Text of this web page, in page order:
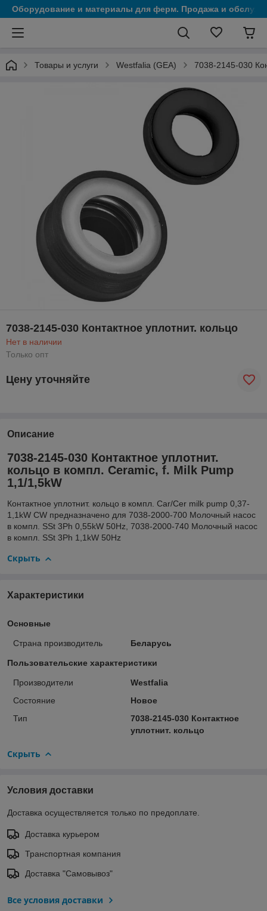
Оборудование и материалы для ферм. Продажа и
Товары и услуги Westfalia (GEA) 7038-2145-030
7038-2145-030 Контактное уплотнит. кольцо
Нет в наличии
Только опт
Цену уточняйте
Описание
7038-2145-030 Контактное уплотнит.
кольцо в компл. Ceramic, f. Milk Pump
1,1/1,5kW
Контактное уплотнит. кольцо в компл. Car/Cer milk pump 0,37-
1,1kW CW предназначено для 7038-2000-700 Молочный насос
в компл. SSt 3Ph 0,55kW 50Hz, 7038-2000-740 Молочный насос
в компл. SSt 3Ph 1,1kW 50Hz
Скрыть
Характеристики
Основные
Страна производитель Беларусь
Пользовательские характеристики
Производители
Westfalia
Состояние
Новое
Тип
7038-2145-030 Контактное
уплотнит. кольцо
Скрыть
Условия доставки
Доставка осуществляется только по предоплате.
Доставка курьером
Транспортная компания
Доставка "Самовывоз"
Все условия доставки